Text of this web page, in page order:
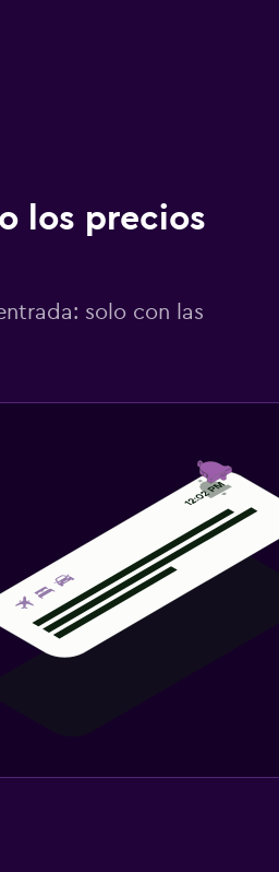
los precios
solo con las